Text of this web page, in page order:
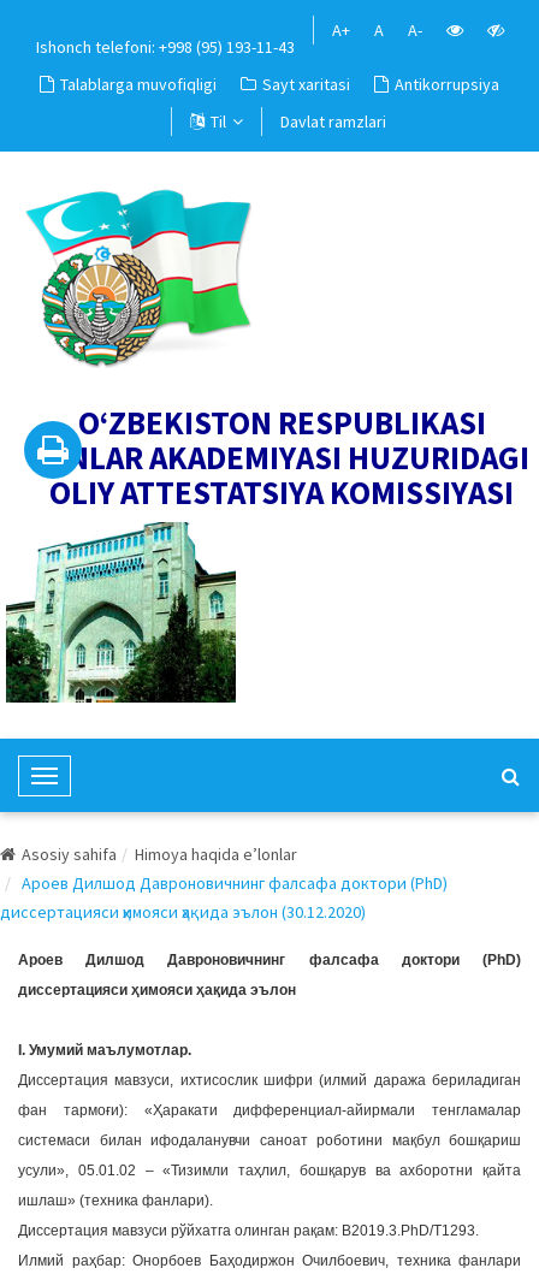
Ishonch telefoni: +998 (95) 193-11-43
A+ A A-
Talablarga muvofiqligi Sayt xaritasi
Antikorrupsiya
Til
Davlat ramzlari
O‘ZBEKISTON RESPUBLIKASI
FANLAR AKADEMIYASI HUZURIDAGI
OLIY ATTESTATSIYA KOMISSIYASI
T
o
g
l
e
N
a
Asosiy sahifa
Himoya haqida e’lonlar
Ароев Дилшод Давроновичнинг фалсафа доктори (PhD)
диссертацияси ҳимояси ҳақида эълон (30.12.2020)
Ароев Дилшод Давроновичнинг фалсафа доктори (PhD)
диссертацияси ҳимояси ҳақида эълон
I. Умумий маълумотлар.
Диссертация мавзуси, ихтисослик шифри (илмий даража бериладиган
фан тармоғи): «Ҳаракати дифференциал-айирмали тенгламалар
системаси билан ифодаланувчи саноат роботини мақбул бошқариш
усули», 05.01.02 – «Тизимли таҳлил, бошқарув ва ахборотни қайта
ишлаш» (техника фанлари).
Диссертация мавзуси рўйхатга олинган рақам: В2019.3.PhD/Т1293.
Илмий раҳбар: Онорбоев Баҳодиржон Очилбоевич, техника фанлари